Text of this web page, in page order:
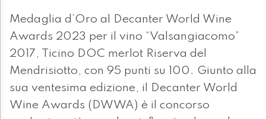
Medaglia d’Oro al Decanter World Wine
Awards 2023 per il vino “Valsangiacomo”
2017, Ticino DOC merlot Riserva del
Mendrisiotto, con 95 punti su 100. Giunto alla
sua ventesima edizione, il Decanter World
Wine Awards (DWWA) è il concorso